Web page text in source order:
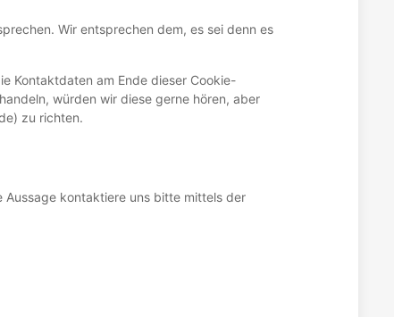
Wir entsprechen dem, es sei denn es
Kontaktdaten am Ende dieser Cookie-
würden wir diese gerne hören, aber
zu richten.
Aussage kontaktiere uns bitte mittels der